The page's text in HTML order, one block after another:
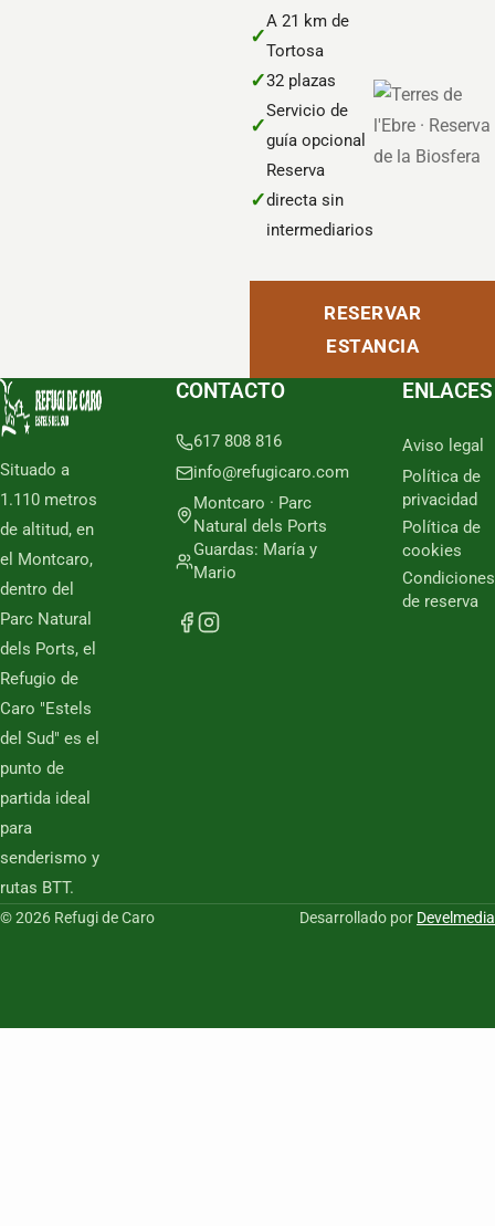
✓
A 21 km de
Tortosa
✓32 plazas
✓
Servicio de
guía opcional
✓
Reserva
directa sin
intermediarios
RESERVAR
ESTANCIA
Situado a
1.110 metros
de altitud, en
el Montcaro,
dentro del
Parc Natural
dels Ports, el
Refugio de
Caro "Estels
del Sud" es el
punto de
partida ideal
para
senderismo y
rutas BTT.
CONTACTO
617 808 816
info@refugicaro.com
Montcaro · Parc
Natural dels Ports
Guardas: María y
Mario
ENLACES
Aviso legal
Política de
privacidad
Política de
cookies
Condiciones
de reserva
© 2026 Refugi de Caro Desarrollado por Develmedia